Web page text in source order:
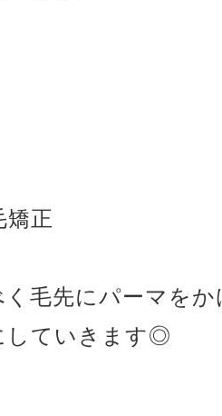
矯正
毛先にパーマを
していきます◎